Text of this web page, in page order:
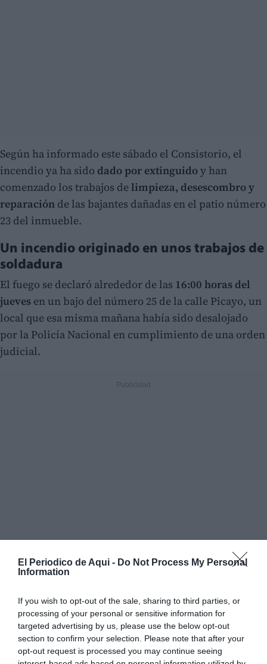
El Periodico de Aqui - Do Not Process My Personal
Information
If you wish to opt-out of the sale, sharing to third parties, or
processing of your personal or sensitive information for
targeted advertising by us, please use the below opt-out
section to confirm your selection. Please note that after your
opt-out request is processed you may continue seeing
Según ha informado este sábado el Consistorio, el
incendio ya ha sido dado por extinguidoy han
comenzado los trabajos delimpieza, desescombro y
reparación de las bajantes dañadas en el patio número
23 del inmueble.
Un incendio originado en unos trabajos de
soldadura
El fuego se declaró alrededor de las 16:00 horas del
jueves en un bajo del número 25 de la calle Picayo, un
local que esa misma mañana había sido desalojado
por la Policía Nacional en cumplimiento de una orden
judicial.